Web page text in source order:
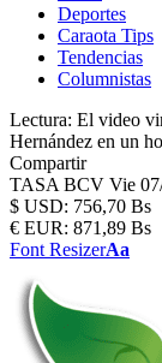
Deportes
Caraota Tips
Tendencias
Columnistas
Lectura: El video
Hernández en un
Compartir
TASA BCV Vie
$ USD: 756,70 Bs
€ EUR: 871,89 Bs
Font ResizerAa